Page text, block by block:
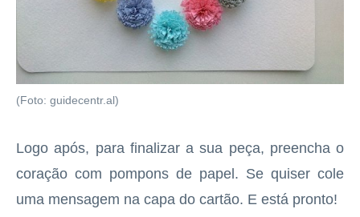
(Foto: guidecentr.al)
Logo após, para finalizar a sua peça, preencha o
coração com pompons de papel. Se quiser cole
uma mensagem na capa do cartão. E está pronto!